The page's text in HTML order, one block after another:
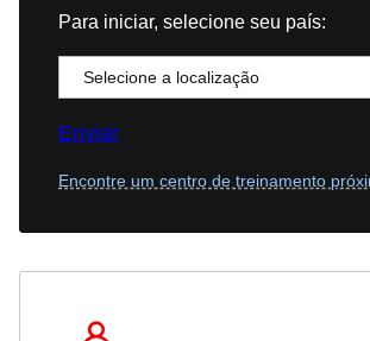
Para iniciar, selecione seu país:
Enviar
Encontre um centro de treinamento